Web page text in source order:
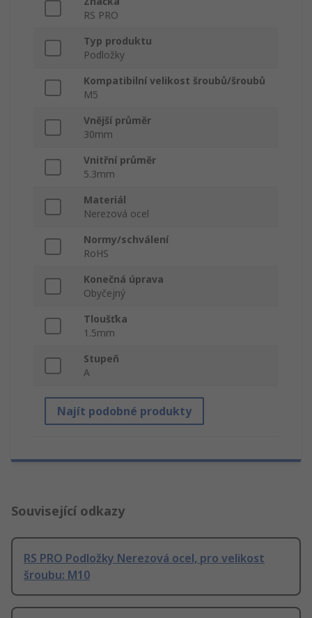
RS PRO
Typ produktu
Podložky
Kompatibilní velikost šroubů/šroubů
M5
Vnější průměr
30mm
Vnitřní průměr
5.3mm
Materiál
Nerezová ocel
Normy/schválení
RoHS
Konečná úprava
Obyčejný
Tloušťka
1.5mm
Stupeň
A
Najít podobné produkty
Související odkazy
RS PRO Podložky Nerezová ocel, pro velikost
šroubu: M10